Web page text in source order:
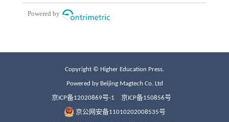
Copyright © Higher Education Press.
Powered by Beijing Magtech Co. Ltd
京ICP备12020869号-1 京ICP备150856号
京公网安备11010202008535号